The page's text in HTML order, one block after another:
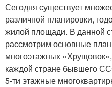
Сегодня существует
различной планировки,
жилой площади. В данной
рассмотрим основные
многоэтажных
каждой стране бывшего
5-ти этажные